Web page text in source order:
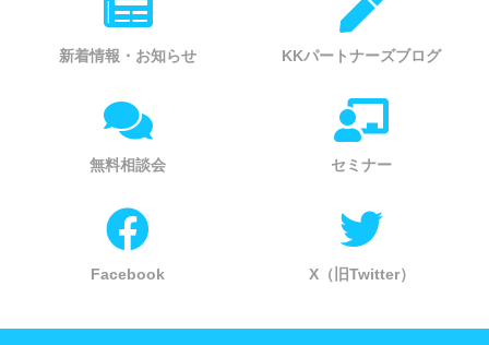
新着情報・お知らせ KKパートナーズブログ
無料相談会 セミナー
Facebook X（旧Twitter）